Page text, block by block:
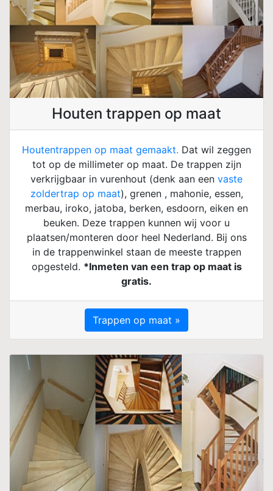
Houten trappen op maat
Houtentrappen op maat gemaakt. Dat wil zeggen
tot op de millimeter op maat. De trappen zijn
verkrijgbaar in vurenhout (denk aan een vaste
zoldertrap op maat), grenen , mahonie, essen,
merbau, iroko, jatoba, berken, esdoorn, eiken en
beuken. Deze trappen kunnen wij voor u
plaatsen/monteren door heel Nederland. Bij ons
in de trappenwinkel staan de meeste trappen
opgesteld. *Inmeten van een trap op maat is
gratis.
Trappen op maat »